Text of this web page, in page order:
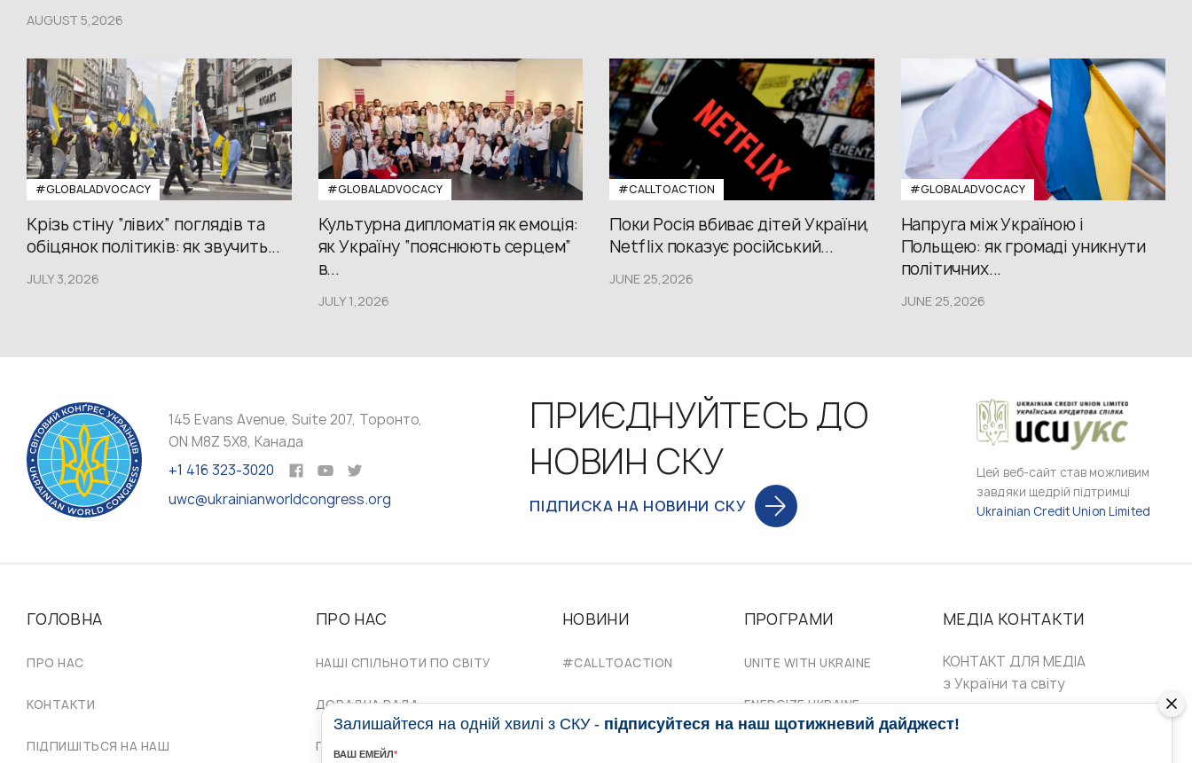
AUGUST 5,2026
#GLOBALADVOCACY
Крізь стіну “лівих” поглядів та
обіцянок політиків: як звучить...
JULY 3,2026
#GLOBALADVOCACY
Культурна дипломатія як емоція:
як Україну “пояснюють серцем”
в...
JULY 1,2026
#CALLTOACTION
Поки Росія вбиває дітей України,
Netflix показує російський...
JUNE 25,2026
#GLOBALADVOCACY
Напруга між Україною і
Польщею: як громаді уникнути
політичних...
JUNE 25,2026
145 Evans Avenue, Suite 207, Торонто,
ON M8Z 5X8, Канада
+1 416 323-3020
uwc@ukrainianworldcongress.org
ПРИЄДНУЙТЕСЬ ДО
НОВИН СКУ
ПІДПИСКА НА НОВИНИ СКУ
Цей веб-сайт став можливим
завдяки щедрій підтримці
Ukrainian Credit Union Limited
ГОЛОВНА
ПРО НАС
КОНТАКТИ
ПІДПИШІТЬСЯ НА НАШ
ПРО НАС
НАШІ СПІЛЬНОТИ ПО СВІТУ
ДОРАДЧА РАДА
ПРОВІД СКУ
НОВИНИ
#CALLTOACTION
ПРОГРАМИ
UNITE WITH UKRAINE
ENERGIZE UKRAINE
МЕДІА КОНТАКТИ
КОНТАКТ ДЛЯ МЕДІА
з України та світу
Ольга Доманська
Залишайтеся на одній хвилі з СКУ - підписуйтеся на наш щотижневий дайджест!
ВАШ ЕМЕЙЛ*